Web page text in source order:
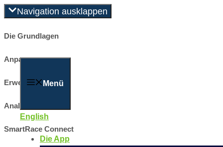
Zum
springen
Menü
English
Die App
Navigation ausklappen
Die Grundlagen
Anpassen
Erweiterungen
Analogmodus
SmartRace Connect